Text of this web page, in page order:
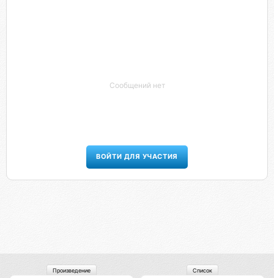
Сообщений нет
ВОЙТИ ДЛЯ УЧАСТИЯ
Произведение Список